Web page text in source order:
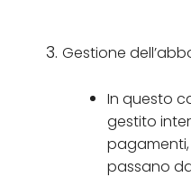
Gestione
In questo
gestito
passano